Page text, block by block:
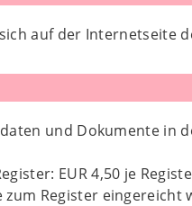
auf der Internetseite
und Dokumente in
EUR 4,50 je
Register eingereicht